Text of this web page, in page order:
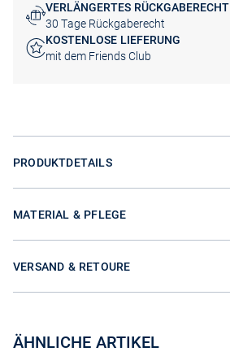
VERLÄNGERTES RÜCKGABERECHT
30 Tage Rückgaberecht
KOSTENLOSE LIEFERUNG
mit dem Friends Club
PRODUKTDETAILS
MATERIAL & PFLEGE
VERSAND & RETOURE
ÄHNLICHE ARTIKEL